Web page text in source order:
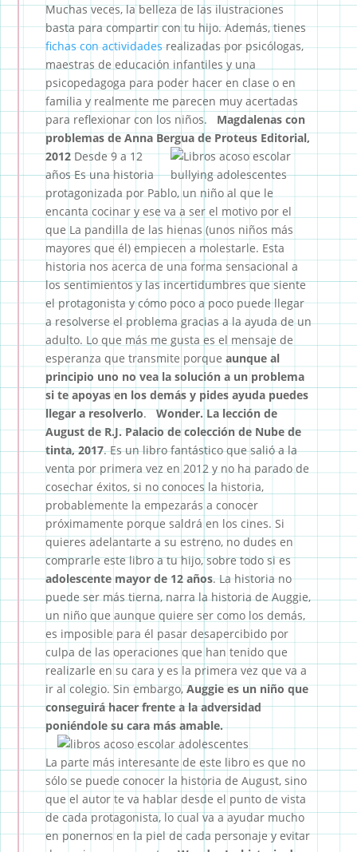
Muchas veces, la belleza de las ilustraciones
basta para compartir con tu hijo. Además, tienes
fichas con actividadesrealizadas por psicólogas,
maestras de educación infantiles y una
psicopedagoga para poder hacer en clase o en
familia y realmente me parecen muy acertadas
para reflexionar con los niños. Magdalenas con
problemas de Anna Bergua de Proteus Editorial,
2012 Desde 9 a 12
años Es una historia
protagonizada por Pablo, un niño al que le
encanta cocinar y ese va a ser el motivo por el
que La pandilla de las hienas (unos niños más
mayores que él) empiecen a molestarle. Esta
historia nos acerca de una forma sensacional a
los sentimientos y las incertidumbres que siente
el protagonista y cómo poco a poco puede llegar
a resolverse el problema gracias a la ayuda de un
adulto. Lo que más me gusta es el mensaje de
esperanza que transmite porque aunque al
principio uno no vea la solución a un problema
si te apoyas en los demás y pides ayuda puedes
llegar a resolverlo.Wonder. La lección de
Augustde R.J. Palacio de colección de Nube de
tinta, 2017. Es un libro fantástico que salió a la
venta por primera vez en 2012 y no ha parado de
cosechar éxitos, si no conoces la historia,
probablemente la empezarás a conocer
próximamente porque saldrá en los cines. Si
quieres adelantarte a su estreno, no dudes en
comprarle este libro a tu hijo, sobre todo si es
adolescente mayor de 12 años. La historia no
puede ser más tierna, narra la historia de Auggie,
un niño que aunque quiere ser como los demás,
es imposible para él pasar desapercibido por
culpa de las operaciones que han tenido que
realizarle en su cara y es la primera vez que va a
ir al colegio. Sin embargo,Auggie es un niño que
conseguirá hacer frente a la adversidad
poniéndole su cara más amable.
La parte más interesante de este libro es que no
sólo se puede conocer la historia de August, sino
que el autor te va hablar desde el punto de vista
de cada protagonista, lo cual va a ayudar mucho
en ponernos en la piel de cada personaje y evitar